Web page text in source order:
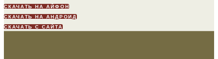
СКАЧАТЬ НА АЙФОН
СКАЧАТЬ НА АНДРОИД
СКАЧАТЬ С САЙТА